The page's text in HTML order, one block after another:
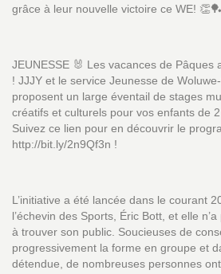
grâce à leur nouvelle victoire ce WE! 👏🏓
JEUNESSE 🐰 Les vacances de Pâques
! JJJY et le service Jeunesse de
proposent un large éventail de stages
créatifs et culturels pour vos enfants de
Suivez ce lien pour en découvrir le
http://bit.ly/2n9Qf3n !
L’initiative a été lancée dans le courant
l’échevin des Sports, Éric Bott, et elle
à trouver son public. Soucieuses de
progressivement la forme en groupe et
détendue, de nombreuses personnes